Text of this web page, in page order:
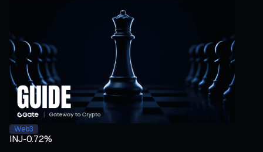
Web3
INJ-0.72%